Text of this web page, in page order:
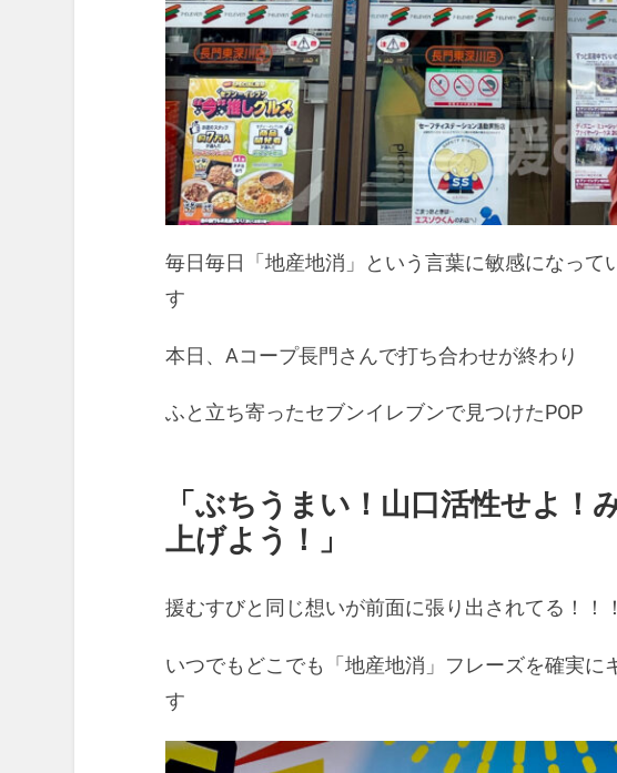
毎日毎日「地産地消」という言葉に敏感になって
す
本日、Aコープ長門さんで打ち合わせが終わり
ふと立ち寄ったセブンイレブンで見つけたPOP
「ぶちうまい！山口活性せよ！
上げよう！」
援むすびと同じ想いが前面に張り出されてる！！！
いつでもどこでも「地産地消」フレーズを確実に
す